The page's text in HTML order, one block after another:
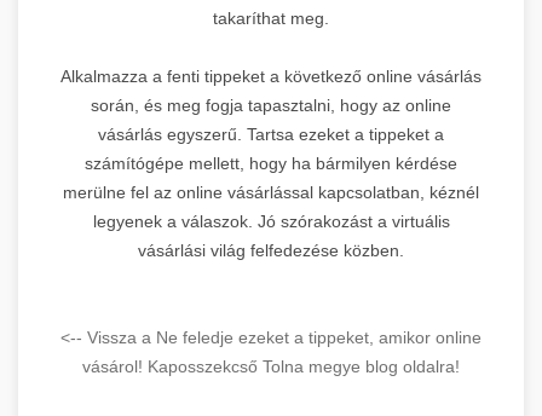
takaríthat meg.
Alkalmazza a fenti tippeket a következő online vásárlás
során, és meg fogja tapasztalni, hogy az online
vásárlás egyszerű. Tartsa ezeket a tippeket a
számítógépe mellett, hogy ha bármilyen kérdése
merülne fel az online vásárlással kapcsolatban, kéznél
legyenek a válaszok. Jó szórakozást a virtuális
vásárlási világ felfedezése közben.
<-- Vissza a Ne feledje ezeket a tippeket, amikor online
vásárol! Kaposszekcső Tolna megye blog oldalra!